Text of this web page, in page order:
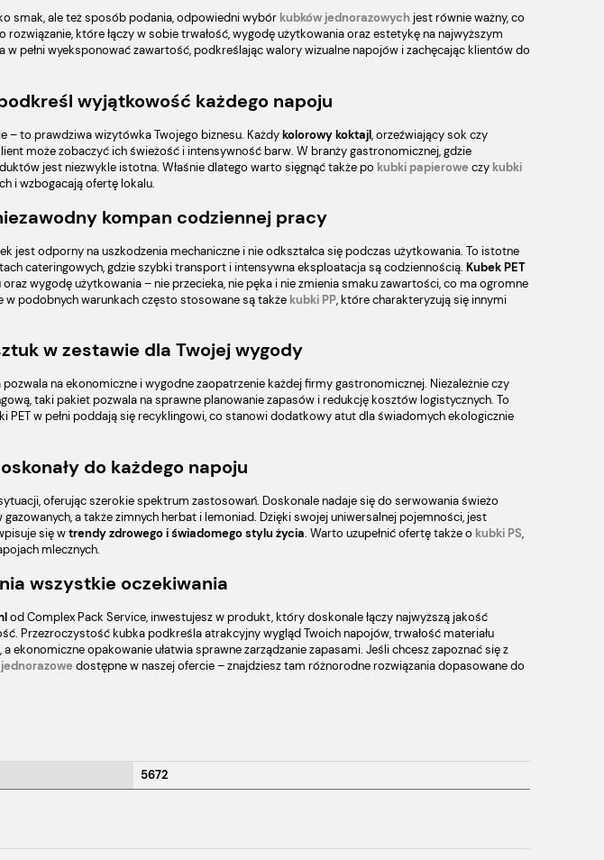
smak, ale też sposób podania, odpowiedni wybór kubków jednorazowych jest równie ważny, co
rozwiązanie, które łączy w sobie trwałość, wygodę użytkowania oraz estetykę na najwyższym
w pełni wyeksponować zawartość, podkreślając walory wizualne napojów i zachęcając klientów do
wyjątkowość każdego napoju
– to prawdziwa wizytówka Twojego biznesu. Każdykolorowy koktajl, orzeźwiający sok czy
może zobaczyć ich świeżość i intensywność barw. W branży gastronomicznej, gdzie
jest niezwykle istotna. Właśnie dlatego warto sięgnąć także po kubki papieroweczy kubki
i wzbogacają ofertę lokalu.
kompan codziennej pracy
jest odporny na uszkodzenia mechaniczne i nie odkształca się podczas użytkowania. To istotne
cateringowych, gdzie szybki transport i intensywna eksploatacja są codziennością. Kubek PET
wygodę użytkowania – nie przecieka, nie pęka i nie zmienia smaku zawartości, co ma ogromne
podobnych warunkach często stosowane są także kubki PP, które charakteryzują się innymi
w zestawie dla Twojej wygody
na ekonomiczne i wygodne zaopatrzenie każdej firmy gastronomicznej. Niezależnie czy
taki pakiet pozwala na sprawne planowanie zapasów i redukcję kosztów logistycznych. To
PET w pełni poddają się recyklingowi, co stanowi dodatkowy atut dla świadomych ekologicznie
do każdego napoju
oferując szerokie spektrum zastosowań. Doskonale nadaje się do serwowania świeżo
a także zimnych herbat i lemoniad. Dzięki swojej uniwersalnej pojemności, jest
się wtrendy zdrowego i świadomego stylu życia. Warto uzupełnić ofertę także o kubki PS,
mlecznych.
wszystkie oczekiwania
od Complex Pack Service, inwestujesz w produkt, który doskonale łączy najwyższą jakość
Przezroczystość kubka podkreśla atrakcyjny wygląd Twoich napojów, trwałość materiału
ekonomiczne opakowanie ułatwia sprawne zarządzanie zapasami. Jeśli chcesz zapoznać się z
dostępne w naszej ofercie – znajdziesz tam różnorodne rozwiązania dopasowane do
5672